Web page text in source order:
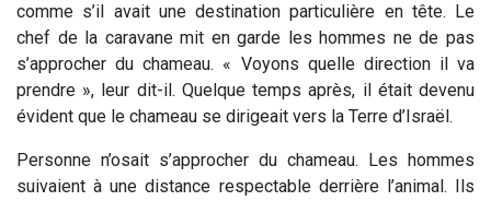
comme s’il avait une destination particulière en tête. Le
chef de la caravane mit en garde les hommes ne de pas
s’approcher du chameau. « Voyons quelle direction il va
prendre », leur dit-il. Quelque temps après, il était devenu
évident que le chameau se dirigeait vers la Terre d’Israël.
Personne n’osait s’approcher du chameau. Les hommes
suivaient à une distance respectable derrière l’animal. Ils